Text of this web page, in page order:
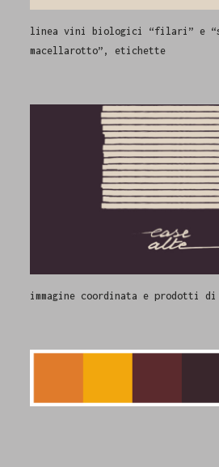
linea vini biologici “filari” e
macellarotto”, etichette
immagine coordinata e prodotti di